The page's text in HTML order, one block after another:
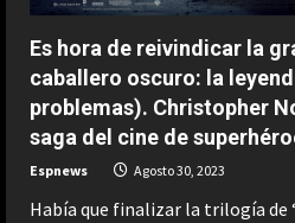
Es hora de reivindicar la
caballero oscuro: la
problemas). Christopher
saga del cine de
Espnews Agosto 30, 2023
Había que finalizar la trilogía de